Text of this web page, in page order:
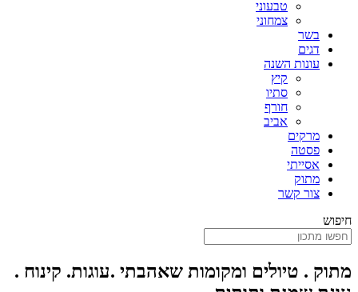
טבעוני
צמחוני
בשר
דגים
עונות השנה
קיץ
סתיו
חורף
אביב
מרקים
פסטה
אסייתי
מתוק
צור קשר
חיפוש
מתוק . טיולים ומקומות שאהבתי .עוגות. קינוח .